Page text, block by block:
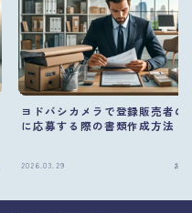
ヨドバシカメラで登録販売者の
に応募する際の書類作成方法
2026.03.29 お